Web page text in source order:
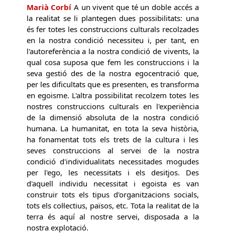
Marià Corbí A un vivent que té un doble accés a
la realitat se li plantegen dues possibilitats: una
és fer totes les construccions culturals recolzades
en la nostra condició necessiteu i, per tant, en
l'autoreferència a la nostra condició de vivents, la
qual cosa suposa que fem les construccions i la
seva gestió des de la nostra egocentració que,
per les dificultats que es presenten, es transforma
en egoisme. L'altra possibilitat recolzem totes les
nostres construccions culturals en l'experiència
de la dimensió absoluta de la nostra condició
humana. La humanitat, en tota la seva història,
ha fonamentat tots els trets de la cultura i les
seves construccions al servei de la nostra
condició d'individualitats necessitades mogudes
per l'ego, les necessitats i els desitjos. Des
d'aquell individu necessitat i egoista es van
construir tots els tipus d'organitzacions socials,
tots els col·lectius, països, etc. Tota la realitat de la
terra és aquí al nostre servei, disposada a la
nostra explotació.